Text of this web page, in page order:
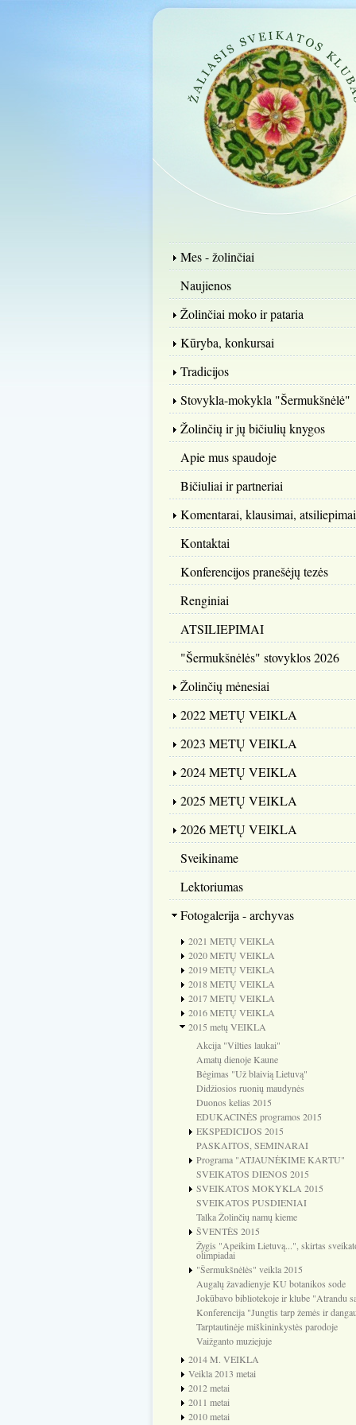
Mes - žolinčiai
Naujienos
Žolinčiai moko ir pataria
Kūryba, konkursai
Tradicijos
Stovykla-mokykla "Šermukšnėlė"
Žolinčių ir jų bičiulių knygos
Apie mus spaudoje
Bičiuliai ir partneriai
Komentarai, klausimai, atsiliepimai
Kontaktai
Konferencijos pranešėjų tezės
Renginiai
ATSILIEPIMAI
"Šermukšnėlės" stovyklos 2026
Žolinčių mėnesiai
2022 METŲ VEIKLA
2023 METŲ VEIKLA
2024 METŲ VEIKLA
2025 METŲ VEIKLA
2026 METŲ VEIKLA
Sveikiname
Lektoriumas
Fotogalerija - archyvas
2021 METŲ VEIKLA
2020 METŲ VEIKLA
2019 METŲ VEIKLA
2018 METŲ VEIKLA
2017 METŲ VEIKLA
2016 METŲ VEIKLA
2015 metų VEIKLA
Akcija "Vilties laukai"
Amatų dienoje Kaune
Bėgimas "Už blaivią Lietuvą"
Didžiosios ruonių maudynės
Duonos kelias 2015
EDUKACINĖS programos 2015
EKSPEDICIJOS 2015
PASKAITOS, SEMINARAI
Programa "ATJAUNĖKIME KARTU"
SVEIKATOS DIENOS 2015
SVEIKATOS MOKYKLA 2015
SVEIKATOS PUSDIENIAI
Talka Žolinčių namų kieme
ŠVENTĖS 2015
Žygis "Apeikim Lietuvą...", skirtas
olimpiadai
"Šermukšnėlės" veikla 2015
Augalų žavadienyje KU botanikos sode
Jokūbavo bibliotekoje ir klube "Atrandu
Konferencija "Jungtis tarp žemės ir
Tarptautinėje miškininkystės parodoje
Vaižganto muziejuje
2014 M. VEIKLA
Veikla 2013 metai
2012 metai
2011 metai
2010 metai